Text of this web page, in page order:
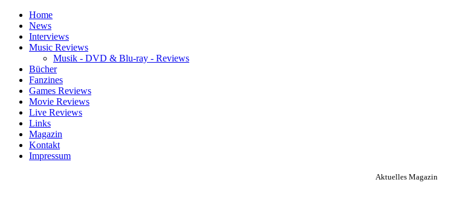
Home
News
Interviews
Music Reviews
Musik - DVD & Blu-ray - Reviews
Bücher
Fanzines
Games Reviews
Movie Reviews
Live Reviews
Links
Magazin
Kontakt
Impressum
Aktuelles Magazin